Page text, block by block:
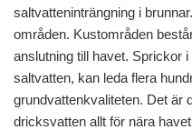
saltvatteninträngning i
områden. Kustområden
anslutning till havet. Sprickor
saltvatten, kan leda flera
grundvattenkvaliteten. Det är
dricksvatten allt för nära